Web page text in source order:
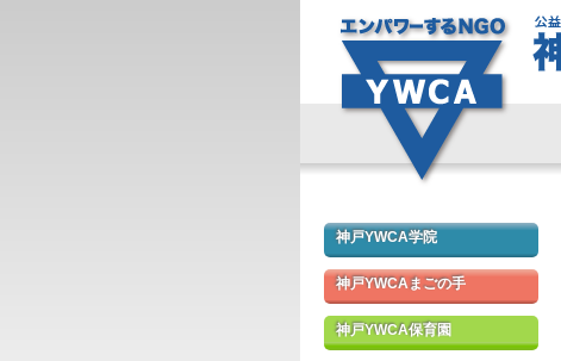
神戸YWCA学院
神戸YWCAまごの手
神戸YWCA保育園